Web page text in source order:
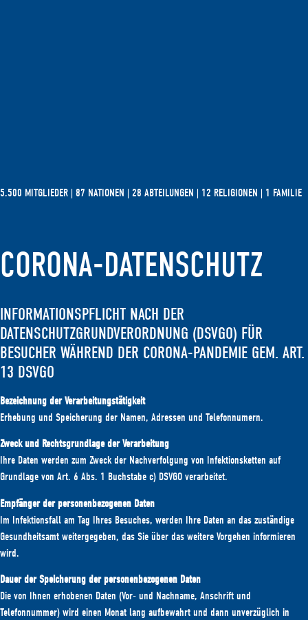
5.500 MITGLIEDER | 87 NATIONEN | 28 ABTEILUNGEN | 12 RELIGIONEN | 1 FAMILIE
CORONA-DATENSCHUTZ
INFORMATIONSPFLICHT NACH DER
DATENSCHUTZGRUNDVERORDNUNG (DSVGO) FÜR
BESUCHER WÄHREND DER CORONA-PANDEMIE GEM. ART.
13 DSVGO
Bezeichnung der Verarbeitungstätigkeit
Erhebung und Speicherung der Namen, Adressen und Telefonnumern.
Zweck und Rechtsgrundlage der Verarbeitung
Ihre Daten werden zum Zweck der Nachverfolgung von Infektionsketten auf
Grundlage von Art. 6 Abs. 1 Buchstabe c) DSVGO verarbeitet.
Empfänger der personenbezogenen Daten
Im Infektionsfall am Tag Ihres Besuches, werden Ihre Daten an das zuständige
Gesundheitsamt weitergegeben, das Sie über das weitere Vorgehen informieren
wird.
Dauer der Speicherung der personenbezogenen Daten
Die von Ihnen erhobenen Daten (Vor- und Nachname, Anschrift und
Telefonnummer) wird einen Monat lang aufbewahrt und dann unverzüglich in